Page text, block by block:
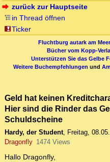
zurück zur Hauptseite
in Thread öffnen
Ticker
Fluchtburg autark am Meer
Bücher vom Kopp-
Unterstützen Sie das Gelbe
Weitere Buchempfehlungen und
Geld hat keinen
Hier sind die Rinder das
Schuldscheine
Hardy, der Student, Freitag,
Dragonfly 1474 Views
Hallo Dragonfly,